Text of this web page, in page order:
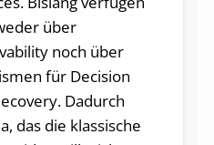
über
noch über
für Decision
Dadurch
das die klassische